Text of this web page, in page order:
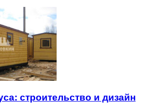
строительство и дизайн